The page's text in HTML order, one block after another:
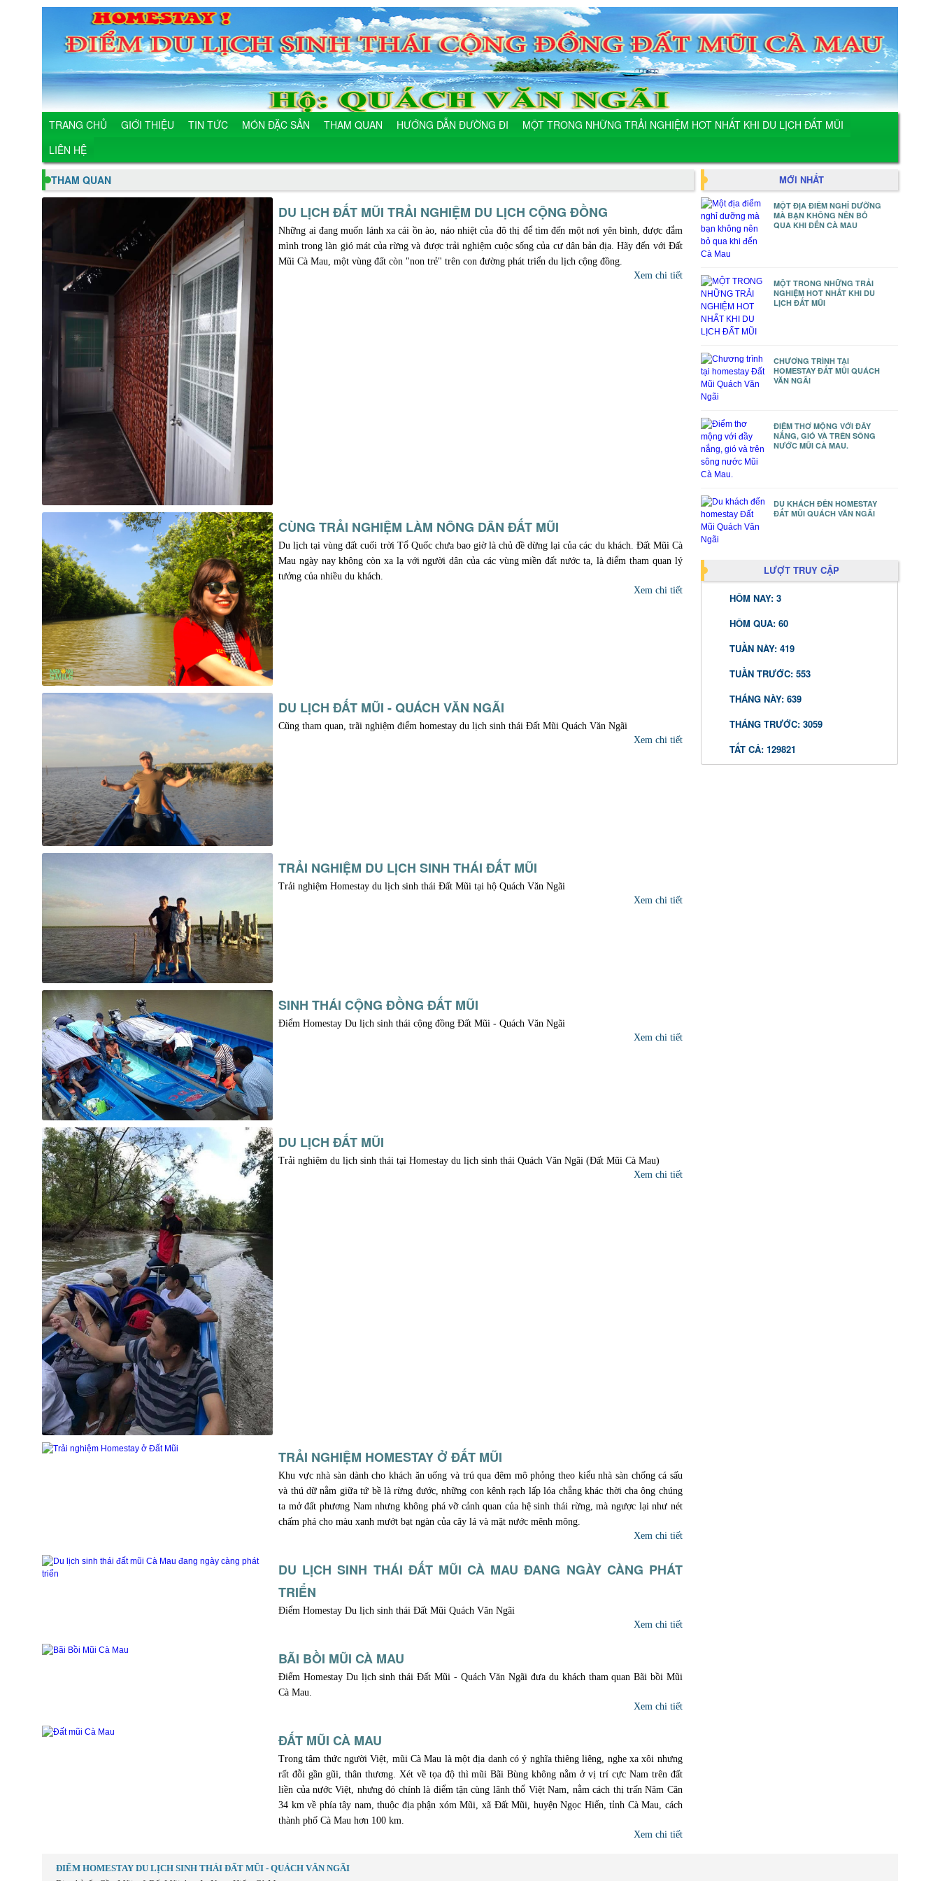
TRANG CHỦ GIỚI THIỆU TIN TỨC MÓN ĐẶC SẢN THAM QUAN HƯỚNG DẪN ĐƯỜNG ĐI
MỘT TRONG NHỮNG TRẢI NGHIỆM HOT NHẤT KHI DU LỊCH ĐẤT MŨI
LIÊN HỆ
THAM QUAN
DU LỊCH ĐẤT MŨI TRẢI NGHIỆM DU LỊCH CỘNG ĐỒNG
Những ai đang muốn lánh xa cái ồn ào, náo nhiệt của đô thị để tìm đến một nơi yên bình, được đắm
mình trong làn gió mát của rừng và được trải nghiệm cuộc sống của cư dân bản địa. Hãy đến với Đất
Mũi Cà Mau, một vùng đất còn "non trẻ" trên con đường phát triển du lịch cộng đồng.
Xem chi tiết
CÙNG TRẢI NGHIỆM LÀM NÔNG DÂN ĐẤT MŨI
Du lịch tại vùng đất cuối trời Tổ Quốc chưa bao giờ là chủ đề dừng lại của các du khách. Đất Mũi Cà
Mau ngày nay không còn xa lạ với người dân của các vùng miền đất nước ta, là điểm tham quan lý
tưởng của nhiều du khách.
Xem chi tiết
DU LỊCH ĐẤT MŨI - QUÁCH VĂN NGÃI
Cũng tham quan, trãi nghiệm điểm homestay du lịch sinh thái Đất Mũi Quách Văn Ngãi
Xem chi tiết
TRẢI NGHIỆM DU LỊCH SINH THÁI ĐẤT MŨI
Trải nghiệm Homestay du lịch sinh thái Đất Mũi tại hộ Quách Văn Ngãi
Xem chi tiết
SINH THÁI CỘNG ĐỒNG ĐẤT MŨI
Điểm Homestay Du lịch sinh thái cộng đồng Đất Mũi - Quách Văn Ngãi
Xem chi tiết
DU LỊCH ĐẤT MŨI
Trải nghiệm du lịch sinh thái tại Homestay du lịch sinh thái Quách Văn Ngãi (Đất Mũi Cà Mau)
Xem chi tiết
TRẢI NGHIỆM HOMESTAY Ở ĐẤT MŨI
Khu vực nhà sàn dành cho khách ăn uống và trú qua đêm mô phỏng theo kiểu nhà sàn chống cá sấu
và thú dữ nằm giữa tứ bề là rừng đước, những con kênh rạch lấp lóa chẳng khác thời cha ông chúng
ta mở đất phương Nam nhưng không phá vỡ cảnh quan của hệ sinh thái rừng, mà ngược lại như nét
chấm phá cho màu xanh mướt bạt ngàn của cây lá và mặt nước mênh mông.
Xem chi tiết
DU LỊCH SINH THÁI ĐẤT MŨI CÀ MAU ĐANG NGÀY CÀNG PHÁT
TRIỂN
Điểm Homestay Du lịch sinh thái Đất Mũi Quách Văn Ngãi
Xem chi tiết
BÃI BỒI MŨI CÀ MAU
Điểm Homestay Du lịch sinh thái Đất Mũi - Quách Văn Ngãi đưa du khách tham quan Bãi bồi Mũi
Cà Mau.
Xem chi tiết
ĐẤT MŨI CÀ MAU
Trong tâm thức người Việt, mũi Cà Mau là một địa danh có ý nghĩa thiêng liêng, nghe xa xôi nhưng
rất đỗi gần gũi, thân thương. Xét về tọa độ thì mũi Bãi Bùng không nằm ở vị trí cực Nam trên đất
liền của nước Việt, nhưng đó chính là điểm tận cùng lãnh thổ Việt Nam, nằm cách thị trấn Năm Căn
34 km về phía tây nam, thuộc địa phận xóm Mũi, xã Đất Mũi, huyện Ngọc Hiển, tỉnh Cà Mau, cách
thành phố Cà Mau hơn 100 km.
Xem chi tiết
MỚI NHẤT
MỘT ĐỊA ĐIỂM NGHỈ DƯỠNG
MÀ BẠN KHÔNG NÊN BỎ
QUA KHI ĐẾN CÀ MAU
MỘT TRONG NHỮNG TRẢI
NGHIỆM HOT NHẤT KHI DU
LỊCH ĐẤT MŨI
CHƯƠNG TRÌNH TẠI
HOMESTAY ĐẤT MŨI QUÁCH
VĂN NGÃI
ĐIỂM THƠ MỘNG VỚI ĐẦY
NẮNG, GIÓ VÀ TRÊN SÔNG
NƯỚC MŨI CÀ MAU.
DU KHÁCH ĐẾN HOMESTAY
ĐẤT MŨI QUÁCH VĂN NGÃI
LƯỢT TRUY CẬP
HÔM NAY: 3
HÔM QUA: 60
TUẦN NÀY: 419
TUẦN TRƯỚC: 553
THÁNG NÀY: 639
THÁNG TRƯỚC: 3059
TẤT CẢ: 129821
ĐIỂM HOMESTAY DU LỊCH SINH THÁI ĐẤT MŨI - QUÁCH VĂN NGÃI